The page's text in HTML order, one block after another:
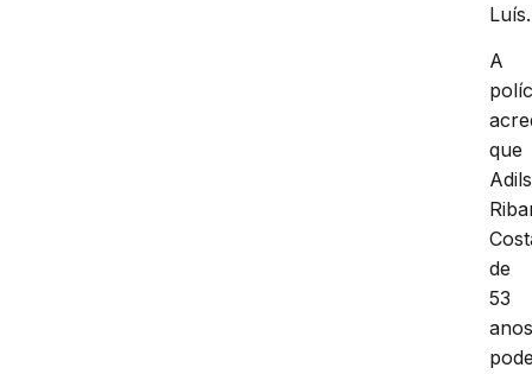
Luís.
A
que
de
53